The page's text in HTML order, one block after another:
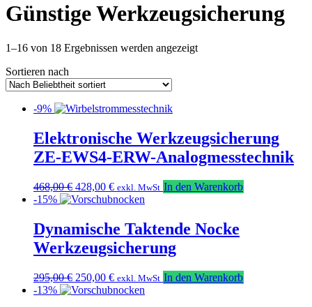
Günstige Werkzeugsicherung
1–16 von 18 Ergebnissen werden angezeigtNach
Sortieren nach
-9%
Elektronische Werkzeugsicherung
ZE-EWS4-ERW-Analogmesstechnik
468,00€ Ursprünglicher
Preis
468,00 €
428,00 €Aktueller
Preis
428,00 €.
exkl. MwSt In den Warenkorb
-15%
Dynamische Taktende Nocke
Werkzeugsicherung
295,00€ Ursprünglicher
Preis
250,00 €Aktueller
Preis
exkl. MwSt In den Warenkorb
-13%